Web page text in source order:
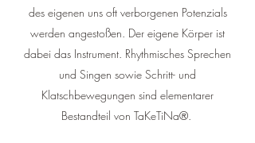
des eigenen uns oft verborgenen Potenzials
werden angestoßen. Der eigene Körper ist
dabei das Instrument. Rhythmisches Sprechen
und Singen sowie Schritt- und
Klatschbewegungen sind elementarer
Bestandteil von TaKeTiNa®.